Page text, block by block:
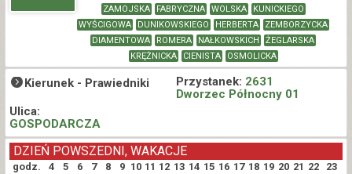
ZAMOJSKA
FABRYCZNA WOLSKA
KUNICKIEGO
WYŚCIGOWA
DUNIKOWSKIEGO HERBERTA
ZEMBORZYCKA
DIAMENTOWA
ROMERA NAŁKOWSKICH
ŻEGLARSKA
KRĘŻNICKA
CIENISTA OSMOLICKA
Kierunek - Prawiedniki Przystanek: 2631
Dworzec Północny 01
Ulica:
GOSPODARCZA
godz. 4 5 6 7 8 9 10 11 12 13 14 15 16 17 18 19 20 21 22 23
DZIEŃ POWSZEDNI, WAKACJE